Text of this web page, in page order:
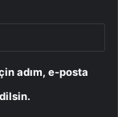
adım, e-posta